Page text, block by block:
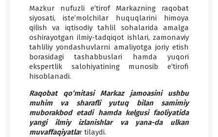
Mazkur nufuzli e’tirof Markazning raqobat
siyosati, iste’molchilar huquqlarini himoya
qilish va iqtisodiy tahlil sohalarida amalga
oshirayotgan ilmiy-tadqiqot ishlari, zamonaviy
tahliliy yondashuvlarni amaliyotga joriy etish
borasidagi tashabbuslari hamda yuqori
ekspertlik salohiyatining munosib e’tirofi
hisoblanadi.
Raqobat qo‘mitasi Markaz jamoasini ushbu
muhim va sharafli yutuq bilan samimiy
muborakbod etadi hamda kelgusi faoliyatida
yangi ilmiy izlanishlar va yana-da ulkan
muvaffaqiyatlar tilaydi.